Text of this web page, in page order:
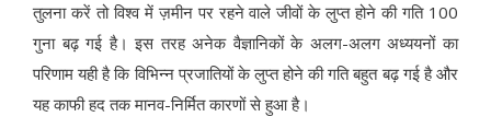
तुलना करें तो विश्व में ज़मीन पर रहने वाले जीवों के लुप्त होने की गति 100
गुना बढ़ गई है। इस तरह अनेक वैज्ञानिकों के अलग-अलग अध्ययनों का
परिणाम यही है कि विभिन्न प्रजातियों के लुप्त होने की गति बहुत बढ़ गई है और
यह काफी हद तक मानव-निर्मित कारणों से हुआ है।